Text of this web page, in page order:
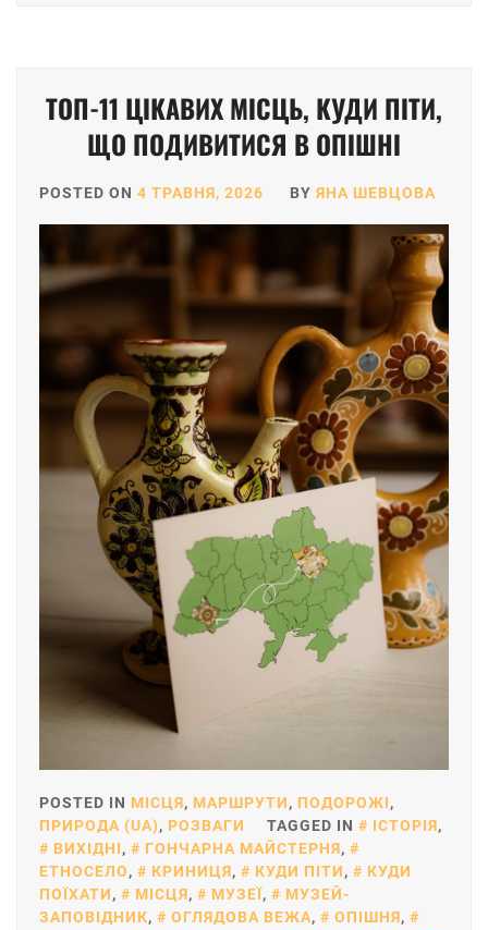
ТОП-11 ЦІКАВИХ МІСЦЬ, КУДИ ПІТИ,
ЩО ПОДИВИТИСЯ В ОПІШНІ
POSTED ON 4 ТРАВНЯ, 2026 BY ЯНА ШЕВЦОВА
POSTED IN МІСЦЯ, МАРШРУТИ, ПОДОРОЖІ,
ПРИРОДА (UA), РОЗВАГИ TAGGED IN ІСТОРІЯ,
ВИХІДНІ, ГОНЧАРНА МАЙСТЕРНЯ,
ЕТНОСЕЛО, КРИНИЦЯ, КУДИ ПІТИ,
КУДИ
ПОЇХАТИ, МІСЦЯ, МУЗЕЇ,
МУЗЕЙ-
ЗАПОВІДНИК, ОГЛЯДОВА ВЕЖА, ОПІШНЯ,